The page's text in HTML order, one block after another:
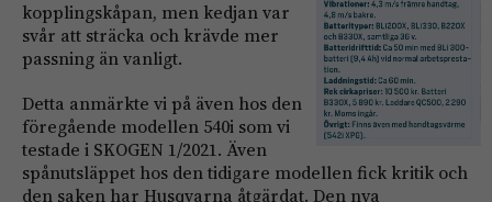
kopplingskåpan, men kedjan var
svår att sträcka och krävde mer
passning än vanligt.
Detta anmärkte vi på även hos den
föregående modellen 540i som vi
testade i SKOGEN 1/2021. Även
spånutsläppet hos den tidigare modellen fick kritik och
den saken har Husqvarna åtgärdat. Den nya